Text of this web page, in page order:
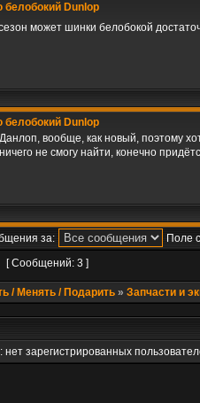
белобокий Dunlop
может шинки белобокой
белобокий Dunlop
вообще, как новый, поэтому
не смогу найти, конечно
за:
Поле
[ Сообщений: 3 ]
/ Менять / Подарить » Запчасти и
зарегистрированных